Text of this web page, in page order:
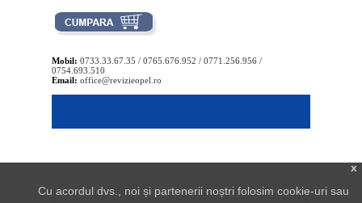
Mobil: 0733.33.67.35 / 0765.676.952 / 0771.256.956 /
0754.693.510
Email: office@revizieopel.ro
x
Cu acordul dvs., noi și partenerii noștri folosim cookie-uri sau